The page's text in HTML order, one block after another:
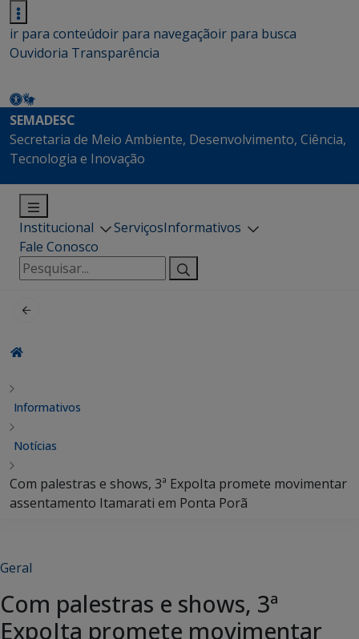
ir para conteúdoir para navegaçãoir para busca
Ouvidoria Transparência
SEMADESC
Secretaria de Meio Ambiente, Desenvolvimento, Ciência,
Tecnologia e Inovação
Institucional ServiçosInformativos
Fale Conosco
Pesquisar
por:
Informativos
Notícias
Com palestras e shows, 3ª ExpoIta promete movimentar
assentamento Itamarati em Ponta Porã
Geral
Com palestras e shows, 3ª
ExpoIta promete movimentar